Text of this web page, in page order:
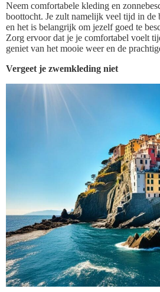
Neem comfortabele kleding en
boottocht. Je zult namelijk veel tijd in de
en het is belangrijk om jezelf goed te
Zorg ervoor dat je je comfortabel voelt
geniet van het mooie weer en de
Vergeet je zwemkleding niet